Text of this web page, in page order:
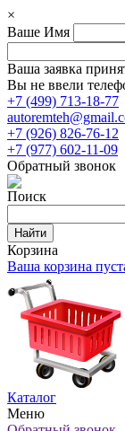
×
Ваше Имя
Ваша заявка
Вы не ввели
+7 (499) 713-18-77
+7 (926) 826-76-12
+7 (977) 602-11-09
Обратный звонок
Поиск
Корзина
Ваша корзина
Каталог
Меню